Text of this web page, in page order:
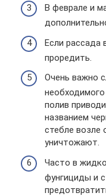
В феврале и
Если рассада
проредить.
Очень важно
полив
названием
стебле возле
уничтожают.
Часто в
фунгициды и